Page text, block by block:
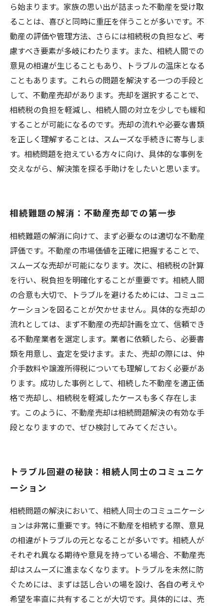
ら始まります。家族の思い出が詰まった不動産を受け取
ることは、喜びと同時に重圧を伴うことが多いです。不
動産の評価や管理方法、さらには相続税の負担など、考
慮すべき要素が多岐にわたります。また、相続人間での
意見の相違が生じることもあり、トラブルの温床となる
こともあります。これらの問題を解決する一つの手段と
して、不動産売却があります。売却を選択することで、
相続税の負担を軽減し、相続人間の対立を少しでも緩和
することが可能になるのです。売却の流れや必要な書類
を正しく理解することは、スムーズな手続きに寄与しま
す。相続問題を抱えている方々に向け、具体的な事例を
交えながら、解決策を探る手助けをしたいと思います。
相続難題の解消：不動産売却での第一歩
相続難題の解消に向けて、まず必要なのは適切な不動産
評価です。不動産の市場価値を正確に把握することで、
スムーズな売却が可能になります。次に、相続税の計算
を行い、税負担を明確化することが重要です。相続人間
の合意も大切で、トラブルを避けるためには、コミュニ
ケーションを図ることが欠かせません。具体的な売却の
流れとしては、まず不動産の売却計画を立て、信頼でき
る不動産業者を選定します。業者に依頼したら、必要書
類を用意し、査定を受けます。また、売却の際には、仲
介手数料や譲渡所得税についても理解しておく必要があ
ります。成功した事例として、相続した不動産を適正価
格で売却し、相続税を軽減したケースも多く存在しま
す。このように、不動産売却は相続問題解決の有効な手
段となりますので、ぜひ検討してみてください。
トラブル回避の秘訣：相続人同士のコミュニケ
ーション
相続問題の解決において、相続人同士のコミュニケーシ
ョンは非常に重要です。特に不動産を相続する際、意見
の相違がトラブルの元となることが多いです。相続人が
それぞれ異なる期待や意見を持っている場合、不動産売
却はスムーズに進まなくなります。トラブルを未然に防
ぐためには、まずは話し合いの場を設け、各自の考えや
希望を率直に共有することが大切です。具体的には、売